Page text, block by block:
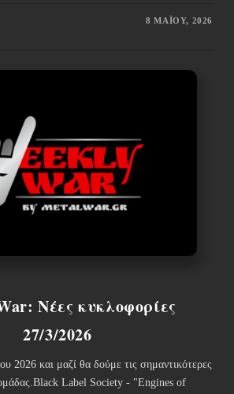
8 ΜΑΪ́ΟΥ, 2026
Νέες κυκλοφορίες
27/3/2026
2026 και μαζί θα δούμε τις σημαντικότερες
Label Society - "Engines of